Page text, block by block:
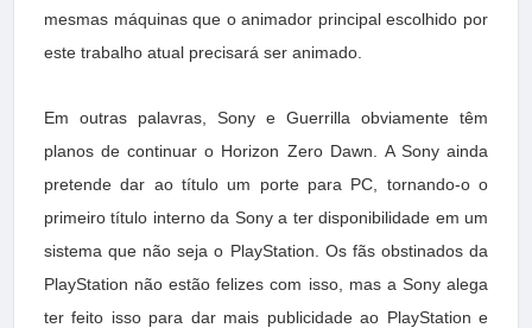
mesmas máquinas que o animador principal escolhido por
este trabalho atual precisará ser animado.
Em outras palavras, Sony e Guerrilla obviamente têm
planos de continuar o Horizon Zero Dawn. A Sony ainda
pretende dar ao título um porte para PC, tornando-o o
primeiro título interno da Sony a ter disponibilidade em um
sistema que não seja o PlayStation. Os fãs obstinados da
PlayStation não estão felizes com isso, mas a Sony alega
ter feito isso para dar mais publicidade ao PlayStation e